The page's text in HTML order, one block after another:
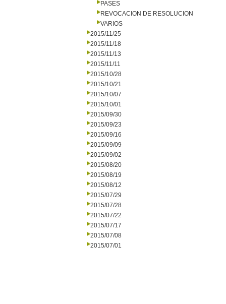
PASES
REVOCACION DE RESOLUCION
VARIOS
2015/11/25
2015/11/18
2015/11/13
2015/11/11
2015/10/28
2015/10/21
2015/10/07
2015/10/01
2015/09/30
2015/09/23
2015/09/16
2015/09/09
2015/09/02
2015/08/20
2015/08/19
2015/08/12
2015/07/29
2015/07/28
2015/07/22
2015/07/17
2015/07/08
2015/07/01